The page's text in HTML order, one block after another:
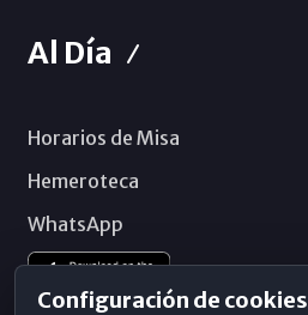
Al Día
Horarios de Misa
Hemeroteca
WhatsApp
Configuración de cookies